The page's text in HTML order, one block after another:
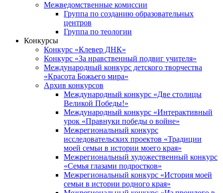
Межведомственные комиссии
Группа по созданию образовательных
центров
Группа по теологии
Конкурсы
Конкурс «Клевер ДНК»
Конкурс «За нравственный подвиг учителя»
Международный конкурс детского творчества
«Красота Божьего мира»
Архив конкурсов
Международный конкурс «Две столицы
Великой Победы!»
Международный конкурс «Интерактивный
урок «Правнуки победы о войне»
Межрегиональный конкурс
исследовательских проектов «Традиции
моей семьи в истории моего края»
Межрегиональный художественный конкурс
«Семья глазами подростков»
Межрегиональный конкурс «История моей
семьи в истории родного края»